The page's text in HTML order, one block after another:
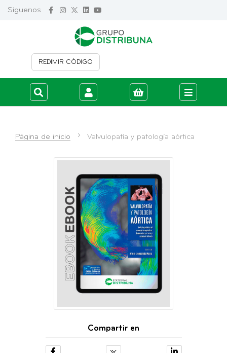
Síguenos
REDIMIR CÓDIGO
Página de inicio Valvulopatía y patología aórtica
Compartir en